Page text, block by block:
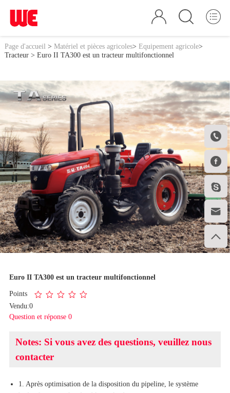





Page d'accueil > Matériel et pièces agricoles> Equipement agricole>
Tracteur> Euro II TA300 est un tracteur multifonctionnel
1/1
Euro II TA300 est un tracteur multifonctionnel
Points
Vendu:0
Question et réponse 0
Notes: Si vous avez des questions, veuillez nous
contacter
1. Après optimisation de la disposition du pipeline, le système